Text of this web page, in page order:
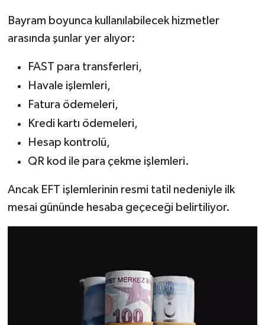
Bayram boyunca kullanılabilecek hizmetler
arasında şunlar yer alıyor:
FAST para transferleri,
Havale işlemleri,
Fatura ödemeleri,
Kredi kartı ödemeleri,
Hesap kontrolü,
QR kod ile para çekme işlemleri.
Ancak EFT işlemlerinin resmi tatil nedeniyle ilk
mesai gününde hesaba geçeceği belirtiliyor.